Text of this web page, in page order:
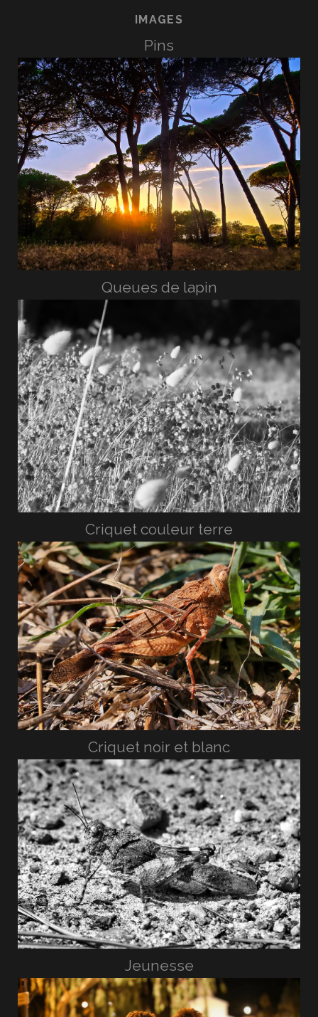
IMAGES
Pins
Queues de lapin
Criquet couleur terre
Criquet noir et blanc
Jeunesse